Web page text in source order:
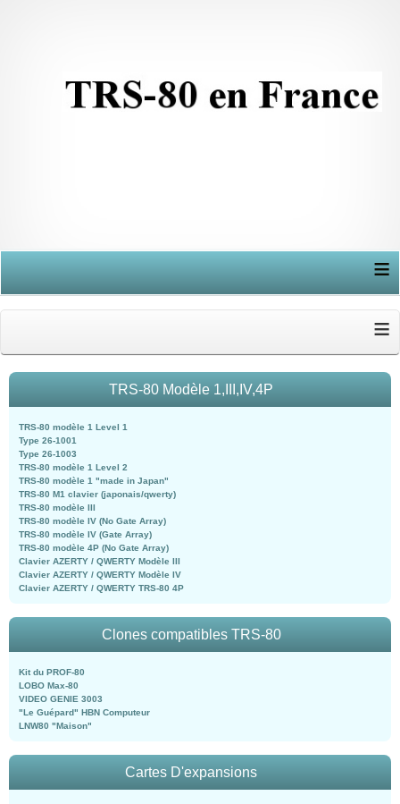
≡
≡
TRS-80 Modèle 1,III,IV,4P
TRS-80 modèle 1 Level 1
Type 26-1001
Type 26-1003
TRS-80 modèle 1 Level 2
TRS-80 modèle 1 "made in Japan"
TRS-80 M1 clavier (japonais/qwerty)
TRS-80 modèle III
TRS-80 modèle IV (No Gate Array)
TRS-80 modèle IV (Gate Array)
TRS-80 modèle 4P (No Gate Array)
Clavier AZERTY / QWERTY Modèle III
Clavier AZERTY / QWERTY Modèle IV
Clavier AZERTY / QWERTY TRS-80 4P
Clones compatibles TRS-80
Kit du PROF-80
LOBO Max-80
VIDEO GENIE 3003
"Le Guépard" HBN Computeur
LNW80 "Maison"
Cartes D'expansions